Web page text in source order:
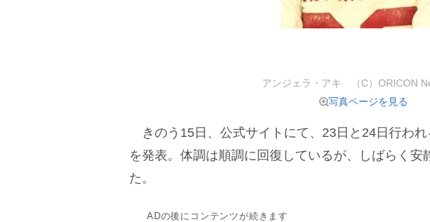
アンジェラ・アキ （C）ORICON
写真ページを見る
きのう15日、公式サイトにて、23日と24日行われ
を発表。体調は順調に回復しているが、しばらく安
た。
ADの後にコンテンツが続きます